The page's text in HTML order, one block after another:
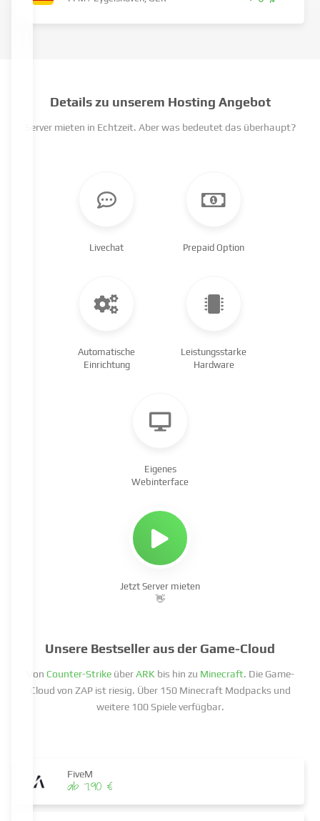
Details zu unserem Hosting Angebot
Server mieten in Echtzeit. Aber was bedeutet das überhaupt?
Livechat Prepaid Option
Automatische
Einrichtung
Leistungsstarke
Hardware
Eigenes
Webinterface
Jetzt Server mieten
👋
Unsere Bestseller aus der Game-Cloud
Von Counter-StrikeüberARK bis hin zu Minecraft. Die Game-
Cloud von ZAP ist riesig. Über 150 Minecraft Modpacks und
weitere 100 Spiele verfügbar.
FiveM
ab 7.90 €